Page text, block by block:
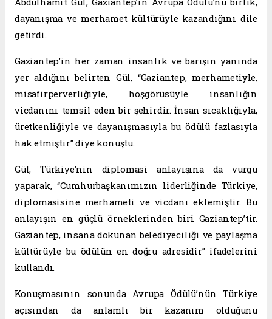
dayanışma ve merhamet kültürüyle kazandığını dile
getirdi.
Gaziantep’in her zaman insanlık ve barışın yanında
yer aldığını belirten Gül, “Gaziantep, merhametiyle,
misafirperverliğiyle, hoşgörüsüyle insanlığın
vicdanını temsil eden bir şehirdir. İnsan sıcaklığıyla,
üretkenliğiyle ve dayanışmasıyla bu ödülü fazlasıyla
hak etmiştir” diye konuştu.
Gül, Türkiye’nin diplomasi anlayışına da vurgu
yaparak, “Cumhurbaşkanımızın liderliğinde Türkiye,
diplomasisine merhameti ve vicdanı eklemiştir. Bu
anlayışın en güçlü örneklerinden biri Gaziantep’tir.
Gaziantep, insana dokunan belediyeciliği ve paylaşma
kültürüyle bu ödülün en doğru adresidir” ifadelerini
kullandı.
Konuşmasının sonunda Avrupa Ödülü’nün Türkiye
açısından da anlamlı bir kazanım olduğunu